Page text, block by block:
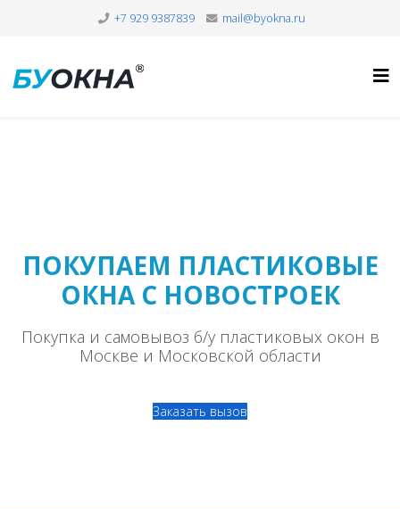
+7 929 9387839 mail@byokna.ru
ПОКУПАЕМ ПЛАСТИКОВЫЕ
ОКНА С НОВОСТРОЕК
Покупка и самовывоз б/у пластиковых окон в
Москве и Московской области
Заказать вызов